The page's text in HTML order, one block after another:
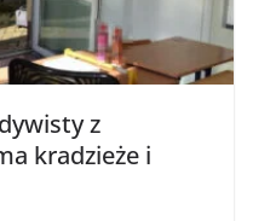
z
kradzieże i